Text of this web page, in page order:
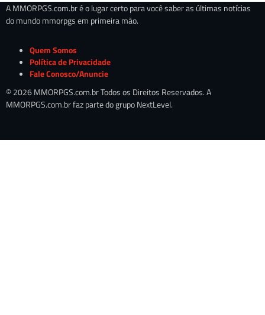
A MMORPGS.com.br é o lugar certo para você saber as últimas notícias
do mundo mmorpgs em primeira mão.
Quem Somos
Política de Privacidade
Fale Conosco/Anuncie
© 2026 MMORPGS.com.br Todos os Direitos Reservados. A
MMORPGS.com.br faz parte do grupo NextLevel.